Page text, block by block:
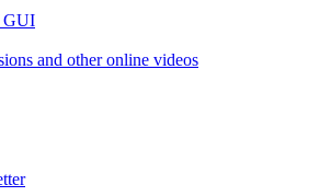
GUI
and other online videos